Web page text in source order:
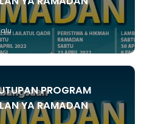
PROGRAM
YA RAMADAN